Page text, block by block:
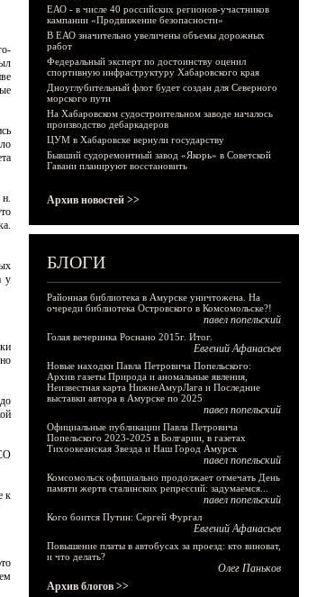
у
к
ЕАО - в числе 40 российских регионов-участников
кампании «Продвижение безопасности»
В ЕАО значительно увеличены объемы дорожных
работ
Федеральный эксперт по достоинству оценил
спортивную инфраструктуру Хабаровского края
Дноуглубительный флот будет создан для Северного
морского пути
На Хабаровском судостроительном заводе началось
производство дебаркадеров
ЦУМ в Хабаровске вернули государству
Бывший судоремонтный завод «Якорь» в Советской
Гавани планируют восстановить
Архив новостей >>
БЛОГИ
Районная библиотека в Амурске уничтожена. На
очереди библиотека Островского в Комсомольске?!
павел попельский
Голая вечеринка Роснано 2015г. Итог.
Евгений Афанасьев
Новые находки Павла Петровича Попельского:
Архив газеты Природа и аномальные явления,
Неизвестная карта НижнеАмурЛага и Последние
выставки автора в Амурске по 2025
павел попельский
Официальные публикации Павла Петровича
Попельского 2023-2025 в Болгарии, в газетах
Тихоокеанская Звезда и Наш Город Амурск
павел попельский
Комсомольск официально продолжает отмечать День
памяти жертв сталинских репрессий: задумаемся...
павел попельский
Кого боится Путин: Сергей Фургал
Евгений Афанасьев
Повышение платы в автобусах за проезд: кто виноват,
и что делать?
Олег Паньков
Архив блогов >>